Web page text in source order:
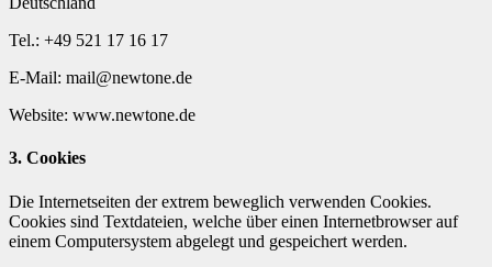
Tel.: +49 521 17 16 17
E-Mail: mail@newtone.de
Website: www.newtone.de
3. Cookies
Die Internetseiten der extrem beweglich verwenden Cookies.
Cookies sind Textdateien, welche über einen Internetbrowser auf
einem Computersystem abgelegt und gespeichert werden.